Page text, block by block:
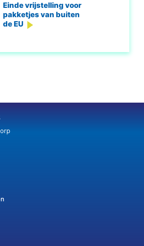
Einde vrijstelling voor
pakketjes van buiten
de EU